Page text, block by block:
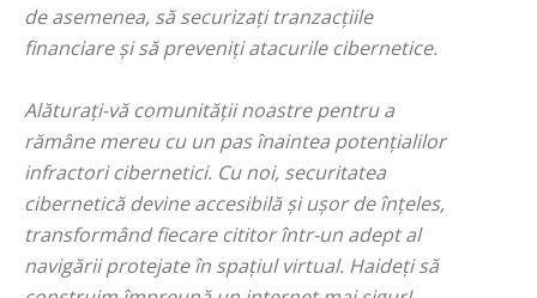
de asemenea, să securizați tranzacțiile
financiare și să preveniți atacurile cibernetice.
Alăturați-vă comunității noastre pentru a
rămâne mereu cu un pas înaintea potențialilor
infractori cibernetici. Cu noi, securitatea
cibernetică devine accesibilă și ușor de înțeles,
transformând fiecare cititor într-un adept al
navigării protejate în spațiul virtual. Haideți să